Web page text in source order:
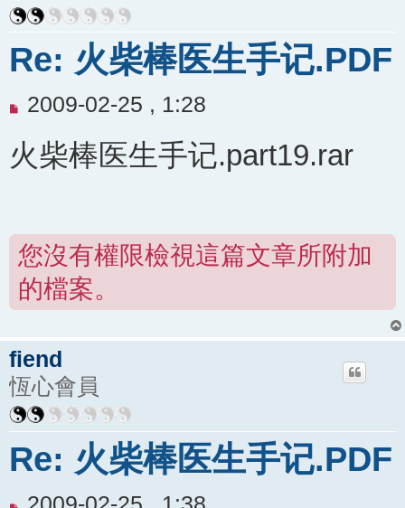
Re: 火柴棒医生手记.PDF
未
讀
2009-02-25 , 1:28
火柴棒医生手记.part19.rar
您沒有權限檢視這篇文章所附加
的檔案。
fiend
恆心會員
Re: 火柴棒医生手记.PDF
未